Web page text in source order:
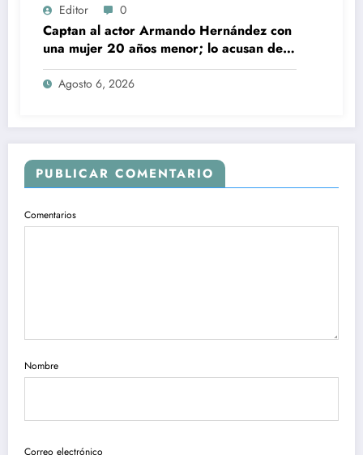
Editor 0
Captan al actor Armando Hernández con
una mujer 20 años menor; lo acusan de
infidelidad a su esposa
Agosto 6, 2026
PUBLICAR COMENTARIO
Comentarios
Nombre
Correo electrónico